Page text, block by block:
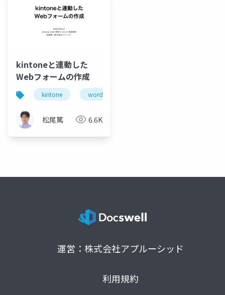
kintoneと連動した
Webフォームの作成
kintone wordpress
松尾篤 6.6K
運営：株式会社アプルーシッド
利用規約